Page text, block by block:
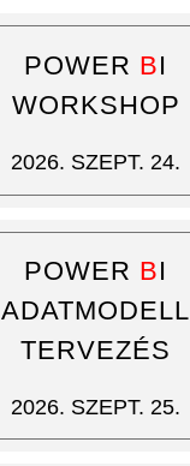
POWER BI
WORKSHOP
2026. SZEPT. 24.
POWER BI
ADATMODELL
TERVEZÉS
2026. SZEPT. 25.